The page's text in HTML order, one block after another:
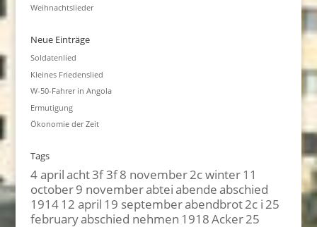
Weihnachtslieder
Neue Einträge
Soldatenlied
Kleines Friedenslied
W-50-Fahrer in Angola
Ermutigung
Ökonomie der Zeit
Tags
4 aprilacht3f 3f8 november2c winter11
october9 novemberabteiabendeabschied
191412 april 19 septemberabendbrot2c i25
februaryabschied nehmen 1918Acker25